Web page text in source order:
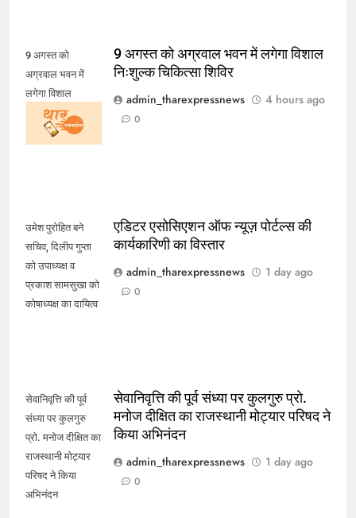
9 अगस्त को
अग्रवाल भवन में
लगेगा विशाल
निःशुल्क चिकित्सा
शिविर
9 अगस्त को अग्रवाल भवन में लगेगा विशाल
निःशुल्क चिकित्सा शिविर
admin_tharexpressnews
4 hours ago
0
उमेश पुरोहित बने
सचिव, दिलीप गुप्ता
को उपाध्यक्ष व
प्रकाश सामसुखा को
कोषाध्यक्ष का दायित्व
एडिटर एसोसिएशन ऑफ न्यूज़ पोर्टल्स की
कार्यकारिणी का विस्तार
admin_tharexpressnews
1 day ago
0
सेवानिवृत्ति की पूर्व
संध्या पर कुलगुरु
प्रो. मनोज दीक्षित का
राजस्थानी मोट्यार
परिषद ने किया
अभिनंदन
सेवानिवृत्ति की पूर्व संध्या पर कुलगुरु प्रो.
मनोज दीक्षित का राजस्थानी मोट्यार परिषद ने
किया अभिनंदन
admin_tharexpressnews
1 day ago
0